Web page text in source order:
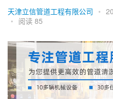
天津立信管道工程有限公司 •
• 阅读 85